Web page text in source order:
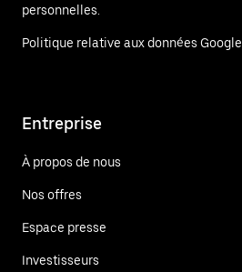
personnelles.
Politique relative aux données Google
Entreprise
À propos de nous
Nos offres
Espace presse
Investisseurs